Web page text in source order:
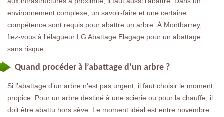
environnement complexe, un savoir-faire et une certaine
compétence sont requis pour abattre un arbre. À Montbarrey,
fiez-vous à l’élagueur LG Abattage Elagage pour un abattage
sans risque.
Quand procéder à l’abattage d’un arbre ?
Si l’abattage d’un arbre n’est pas urgent, il faut choisir le moment
propice. Pour un arbre destiné à une scierie ou pour la chauffe, il
doit être abattu hors sève. Le moment idéal est entre novembre